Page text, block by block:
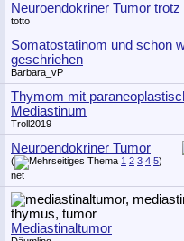
Neuroendokriner Tumor
totto
Somatostatinom und schon
geschriehen
Barbara_vP
Thymom mit
Mediastinum
Troll2019
Neuroendokriner Tumor
( 1 2 3 4 5)
net
Mediastinaltumor